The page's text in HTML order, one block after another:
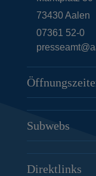
73430Aalen
07361 52-0
Subwebs
Direktlinks